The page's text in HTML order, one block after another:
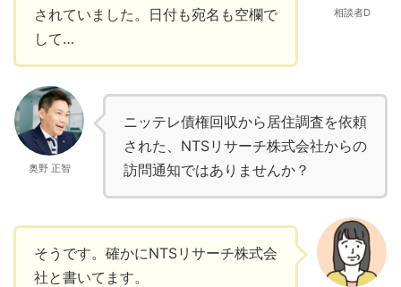
されていました。日付も宛名も空欄で
して…
相談者D
奥野 正智
ニッテレ債権回収から居住調査を依頼
された、NTSリサーチ株式会社からの
訪問通知ではありませんか？
そうです。確かにNTSリサーチ株式会
社と書いてます。